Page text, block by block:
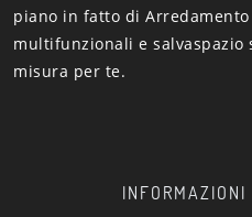
piano in fatto di Arredamento
multifunzionali e salvaspazio
misura per te.